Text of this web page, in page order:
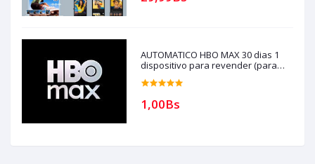
AUTOMATICO HBO MAX 30 dias 1
dispositivo para revender (para
compras solo con creditos)
1,00Bs